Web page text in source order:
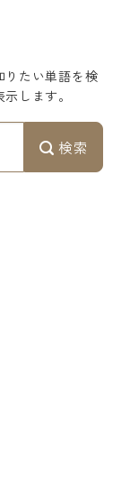
りたい単語を検
します。
検索